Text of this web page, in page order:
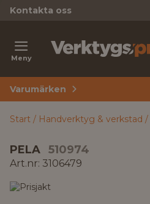
Kontakta oss
Meny
Varumärken
Start Handverktyg & verkstad
PELA 510974
Art.nr: 3106479